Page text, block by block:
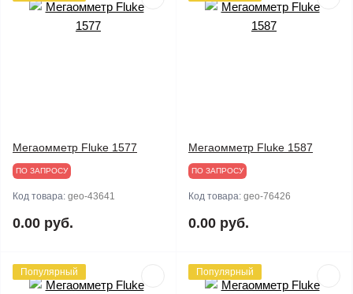
Мегаомметр Fluke 1577
ПО ЗАПРОСУ
Код товара: geo-43641
0.00 руб.
Мегаомметр Fluke 1587
ПО ЗАПРОСУ
Код товара: geo-76426
0.00 руб.
Популярный Популярный